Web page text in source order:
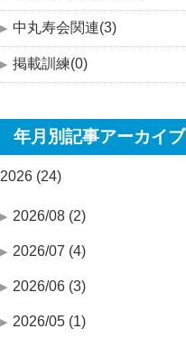
中丸寿会関連(3)
掲載訓練(0)
年月別記事アーカイブ
2026 (24)
2026/08 (2)
2026/07 (4)
2026/06 (3)
2026/05 (1)